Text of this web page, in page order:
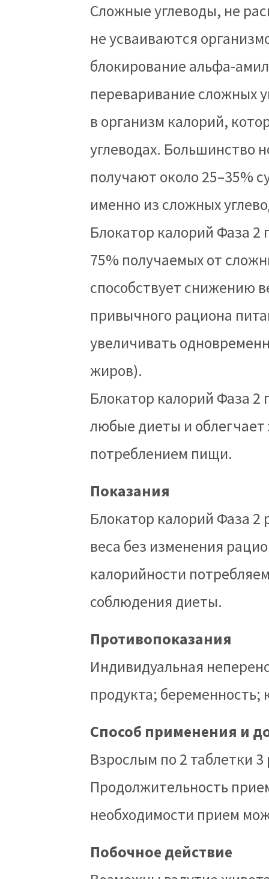
кишечнике. Сложные
альфа-амилазой, не
образом, блокирование
переваривание сложных
в организм калорий,
сложных углеводах.
питающихся людей
потребления калорий
Блокатор калорий Фаза
75% получаемых от
способствует снижению
привычного рациона
увеличивать
жиров).
Блокатор калорий Фаза
любые диеты и
потреблением пищи.
Показания
Блокатор калорий Фаза
веса без изменения
калорийности
соблюдения диеты.
Противопоказания
Индивидуальная
продукта;
Способ применения и
Взрослым по 2 таблетки
Продолжительность
необходимости прием
Побочное действие